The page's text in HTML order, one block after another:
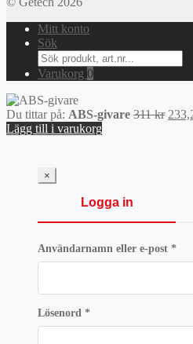
Mitt konto
Sök
Search
for:
Varukorg 0
Du tittar på: ABS-givare 311kr Det
Lägg till i varukorg
×
Logga in
Användarnamn eller e-post *
Lösenord *Obligatoriskt